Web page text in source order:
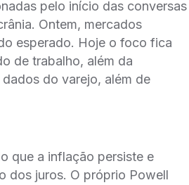
pelo início das conversas
Ontem, mercados
esperado. Hoje o foco fica
de trabalho, além da
do varejo, além de
que a inflação persiste e
dos juros. O próprio Powell